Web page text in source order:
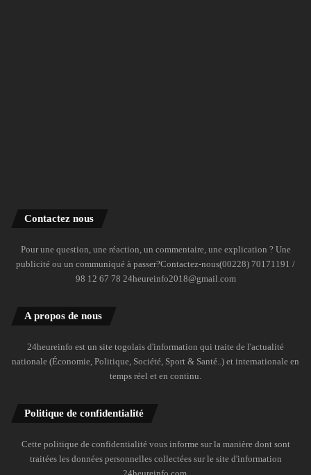
Contactez nous
Pour une question, une réaction, un commentaire, une explication ? Une
publicité ou un communiqué à passer?Contactez-nous(00228) 70171191 /
98 12 67 78 24heureinfo2018@gmail.com
A propos de nous
24heureinfo est un site togolais d'information qui traite de l'actualité
nationale (Économie, Politique, Société, Sport & Santé..) et internationale en
temps réel et en continu.
Politique de confidentialité
Cette politique de confidentialité vous informe sur la manière dont sont
traitées les données personnelles collectées sur le site d'information